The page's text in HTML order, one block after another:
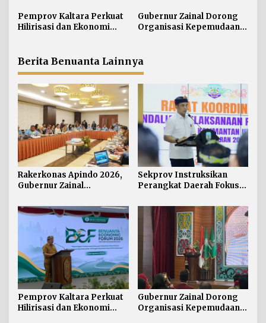
o
Strategis Kaltara ke
Perwakilan Negara
Pemprov Kaltara Perkuat
Hilirisasi dan Ekonomi
Gubernur Zainal Dorong
Organisasi Kepemudaan
Berita Benuanta Lainnya
Rakerkonas Apindo 2026,
Gubernur Zainal
Strategis Kaltara ke
Perwakilan Negara
Sekprov Instruksikan
Perangkat Daerah Fokus
Pemprov Kaltara Perkuat
Hilirisasi dan Ekonomi
Gubernur Zainal Dorong
Organisasi Kepemudaan